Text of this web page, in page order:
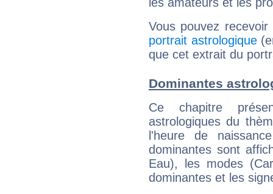
les amateurs et les
Vous pouvez
portrait astrologique
que cet extrait du
Dominantes
Ce chapitre
astrologiques du
l'heure de
dominantes sont
Eau), les modes
dominantes et les